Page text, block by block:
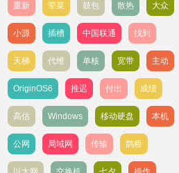
重新 荤菜 鼓包 散热 大众
小源 插槽 中国联通 找到
天梯 代维 单核 宽带 主动
OriginOS6 推迟 付出 成绩
高估 Windows 移动硬盘 本机
公网 局域网 传输 鹊桥